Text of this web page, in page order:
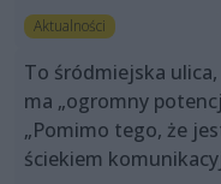
Aktualności
To śródmiejska
ma „ogromny
„Pomimo tego, że
ściekiem